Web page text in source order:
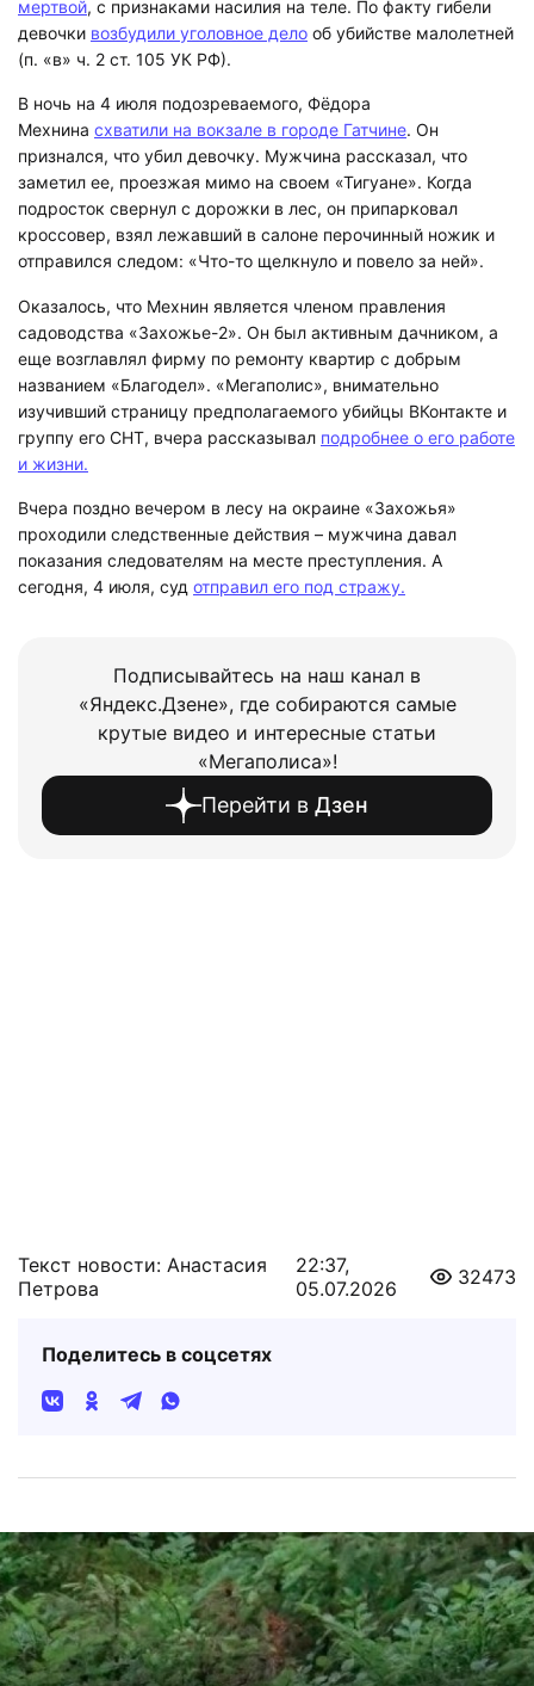
мертвой, с признаками насилия на теле. По факту гибели
девочки возбудили уголовное дело об убийстве малолетней
(п. «в» ч. 2 ст. 105 УК РФ).
В ночь на 4 июля подозреваемого, Фёдора
Мехнина схватили на вокзале в городе Гатчине. Он
признался, что убил девочку. Мужчина рассказал, что
заметил ее, проезжая мимо на своем «Тигуане». Когда
подросток свернул с дорожки в лес, он припарковал
кроссовер, взял лежавший в салоне перочинный ножик и
отправился следом: «Что-то щелкнуло и повело за ней».
Оказалось, что Мехнин является членом правления
садоводства «Захожье-2». Он был активным дачником, а
еще возглавлял фирму по ремонту квартир с добрым
названием «Благодел». «Мегаполис», внимательно
изучивший страницу предполагаемого убийцы ВКонтакте и
группу его СНТ, вчера рассказывал подробнее о его работе
и жизни.
Вчера поздно вечером в лесу на окраине «Захожья»
проходили следственные действия – мужчина давал
показания следователям на месте преступления. А
сегодня, 4 июля, суд отправил его под стражу.
Подписывайтесь на наш канал в
«Яндекс.Дзене», где собираются самые
крутые видео и интересные статьи
«Мегаполиса»!
Перейти в Дзен
Текст новости: Анастасия
Петрова
22:37,
05.07.2026
32473
Поделитесь в соцсетях